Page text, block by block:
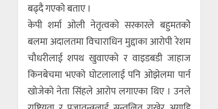
बढ्दै गएको बताए ।
केपी शर्मा ओली नेतृत्वको सरकारले बहुमतकोे
बलमा अदालतमा विचाराधिन मुद्दाका आरोपी रेशम
चौधरीलाई शपथ खुवाएको र वाइडबडी जाहाज
किनबेचमा भएको घोटलालाई पनि ओझेलमा पार्न
खोजेको नेता सिंहले आरोप लगाएका थिए । उनले